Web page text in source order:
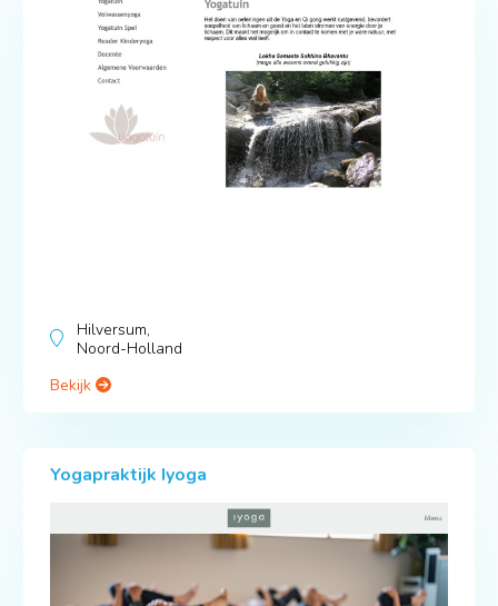
Hilversum,
Noord-Holland
Bekijk
Yogapraktijk Iyoga